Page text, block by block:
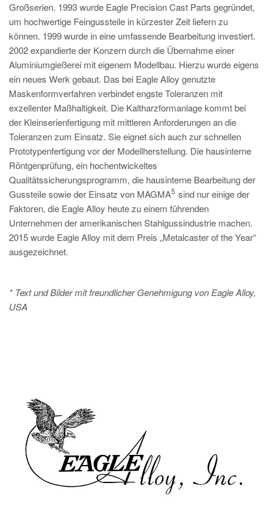
Großserien. 1993 wurde Eagle Precision Cast Parts gegründet,
um hochwertige Feingussteile in kürzester Zeit liefern zu
können. 1999 wurde in eine umfassende Bearbeitung investiert.
2002 expandierte der Konzern durch die Übernahme einer
Aluminiumgießerei mit eigenem Modellbau. Hierzu wurde eigens
ein neues Werk gebaut. Das bei Eagle Alloy genutzte
Maskenformverfahren verbindet engste Toleranzen mit
exzellenter Maßhaltigkeit. Die Kaltharzformanlage kommt bei
der Kleinserienfertigung mit mittleren Anforderungen an die
Toleranzen zum Einsatz. Sie eignet sich auch zur schnellen
Prototypenfertigung vor der Modellherstellung. Die hausinterne
Röntgenprüfung, ein hochentwickeltes
Qualitätssicherungsprogramm, die hausinterne Bearbeitung der
Gussteile sowie der Einsatz von MAGMA
5 sind nur einige der
Faktoren, die Eagle Alloy heute zu einem führenden
Unternehmen der amerikanischen Stahlgussindustrie machen.
2015 wurde Eagle Alloy mit dem Preis „Metalcaster of the Year“
ausgezeichnet.
* Text und Bilder mit freundlicher Genehmigung von Eagle Alloy,
USA